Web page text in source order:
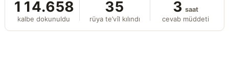
114.658
kalbe dokunuldu
35
rüya te’vîl kılındı
3 saat
cevab müddeti